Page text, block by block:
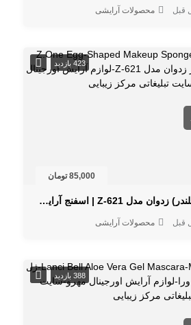
محصولات آرایشی
423 بازدید
85,000 تومان
پد تخم مرغی(بیوتی بلندر) زدوان مدل Z-621 | اسفنج آرایشی حرفه‌ای
محصولات آرایشی
388 بازدید